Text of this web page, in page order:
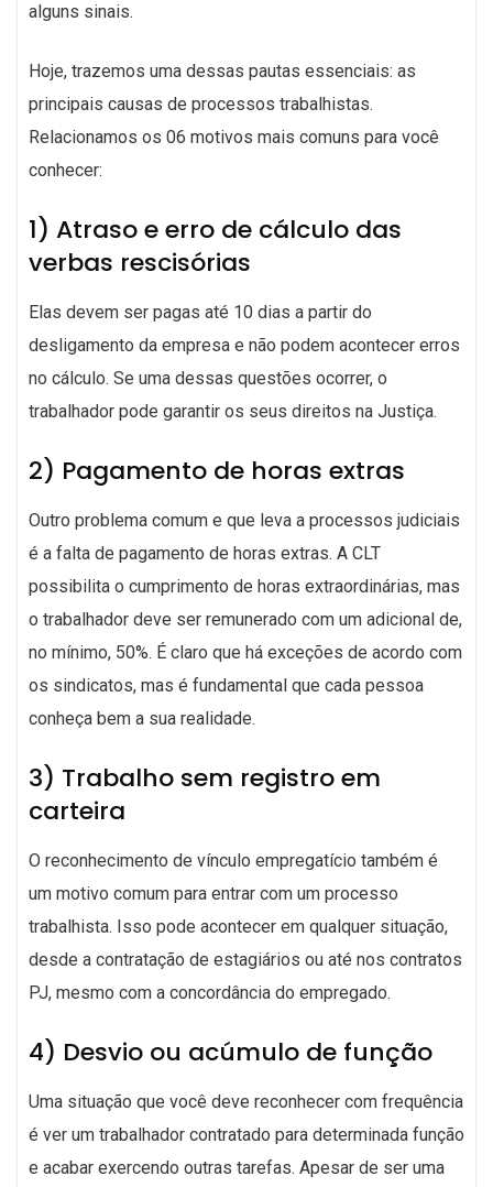
alguns sinais.
Hoje, trazemos uma dessas pautas essenciais: as
principais causas de processos trabalhistas.
Relacionamos os 06 motivos mais comuns para você
conhecer:
1) Atraso e erro de cálculo das
verbas rescisórias
Elas devem ser pagas até 10 dias a partir do
desligamento da empresa e não podem acontecer erros
no cálculo. Se uma dessas questões ocorrer, o
trabalhador pode garantir os seus direitos na Justiça.
2) Pagamento de horas extras
Outro problema comum e que leva a processos judiciais
é a falta de pagamento de horas extras. A CLT
possibilita o cumprimento de horas extraordinárias, mas
o trabalhador deve ser remunerado com um adicional de,
no mínimo, 50%. É claro que há exceções de acordo com
os sindicatos, mas é fundamental que cada pessoa
conheça bem a sua realidade.
3) Trabalho sem registro em
carteira
O reconhecimento de vínculo empregatício também é
um motivo comum para entrar com um processo
trabalhista. Isso pode acontecer em qualquer situação,
desde a contratação de estagiários ou até nos contratos
PJ, mesmo com a concordância do empregado.
4) Desvio ou acúmulo de função
Uma situação que você deve reconhecer com frequência
é ver um trabalhador contratado para determinada função
e acabar exercendo outras tarefas. Apesar de ser uma